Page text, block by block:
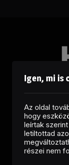
Igen, mi is
Az oldal
hogy
leírtak
letiltottad
részei nem